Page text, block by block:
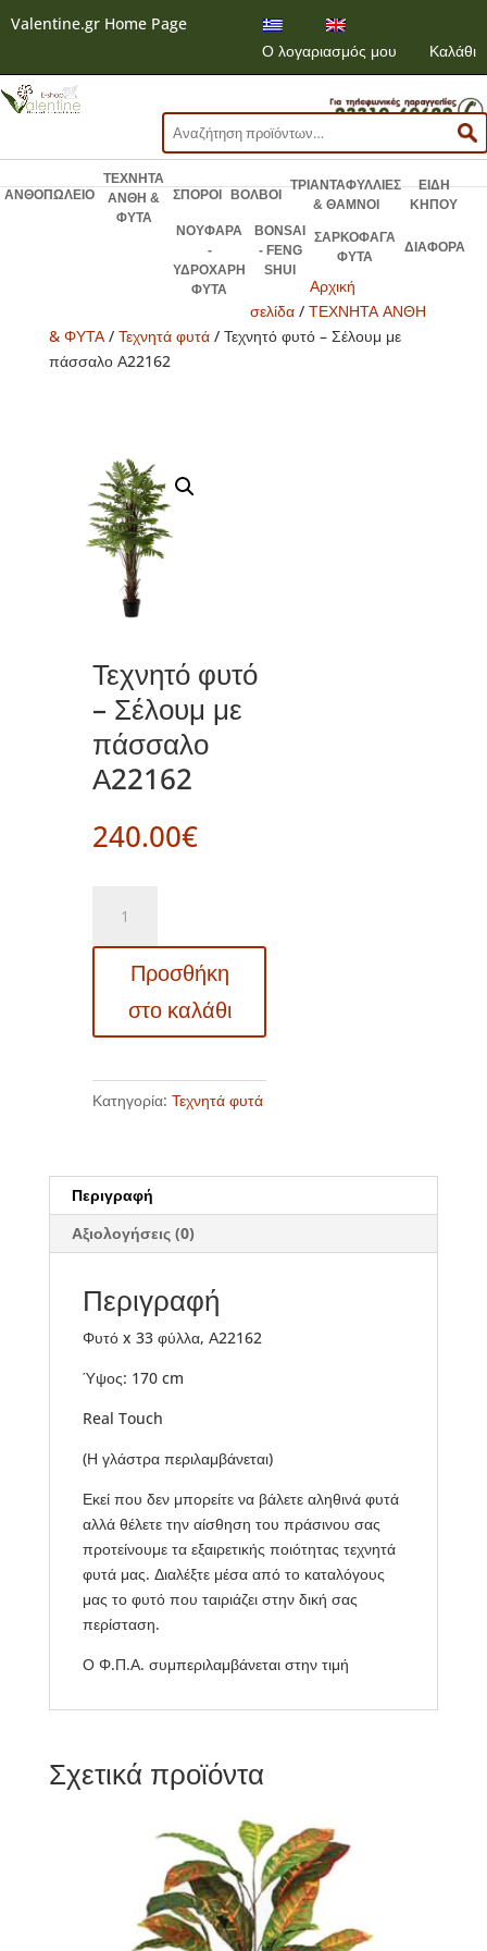
Valentine.gr Home Page
Ο λογαριασμός μου
Καλάθι
Αναζήτηση
για:
ΑΝΘΟΠΩΛΕΙΟ
ΤΕΧΝΗΤΑ
ΑΝΘΗ &
ΦΥΤΑ
ΣΠΟΡΟΙ ΒΟΛΒΟΙ
ΤΡΙΑΝΤΑΦΥΛΛΙΕΣ
& ΘΑΜΝΟΙ
ΕΙΔΗ
ΚΗΠΟΥ
ΝΟΥΦΑΡΑ
-
ΥΔΡΟΧΑΡΗ
ΦΥΤΑ
BONSAI
- FENG
SHUI
ΣΑΡΚΟΦΑΓΑ
ΦΥΤΑ
ΔΙΑΦΟΡΑ
Αρχική
σελίδα / ΤΕΧΝΗΤΑ ΑΝΘΗ
& ΦΥΤΑ/ Τεχνητά φυτά/ Τεχνητό φυτό – Σέλουμ με
πάσσαλο Α22162
Τεχνητό φυτό
– Σέλουμ με
πάσσαλο
Α22162
240.00€
–
Σέλουμ
πάσσαλο
Προσθήκη
στο καλάθι
Κατηγορία: Τεχνητά φυτά
Περιγραφή
Αξιολογήσεις (0)
Περιγραφή
Φυτό x 33 φύλλα, Α22162
Ύψος: 170 cm
Real Touch
(Η γλάστρα περιλαμβάνεται)
Εκεί που δεν μπορείτε να βάλετε αληθινά φυτά
αλλά θέλετε την αίσθηση του πράσινου σας
προτείνουμε τα εξαιρετικής ποιότητας τεχνητά
φυτά μας. Διαλέξτε μέσα από το καταλόγους
μας το φυτό που ταιριάζει στην δική σας
περίσταση.
Ο Φ.Π.Α. συμπεριλαμβάνεται στην τιμή
Σχετικά προϊόντα